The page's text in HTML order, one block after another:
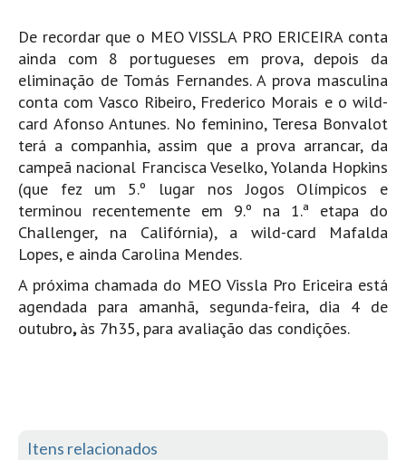
De recordar que o MEO VISSLA PRO ERICEIRA conta
ainda com 8 portugueses em prova, depois da
eliminação de Tomás Fernandes. A prova masculina
conta com Vasco Ribeiro, Frederico Morais e o wild-
card Afonso Antunes. No feminino, Teresa Bonvalot
terá a companhia, assim que a prova arrancar, da
campeã nacional Francisca Veselko, Yolanda Hopkins
(que fez um 5.º lugar nos Jogos Olímpicos e
terminou recentemente em 9.º na 1.ª etapa do
Challenger, na Califórnia), a wild-card Mafalda
Lopes, e ainda Carolina Mendes.
A próxima chamada do MEO Vissla Pro Ericeira está
agendada para amanhã, segunda-feira, dia 4 de
outubro,às 7h35, para avaliação das condições.
Itens relacionados